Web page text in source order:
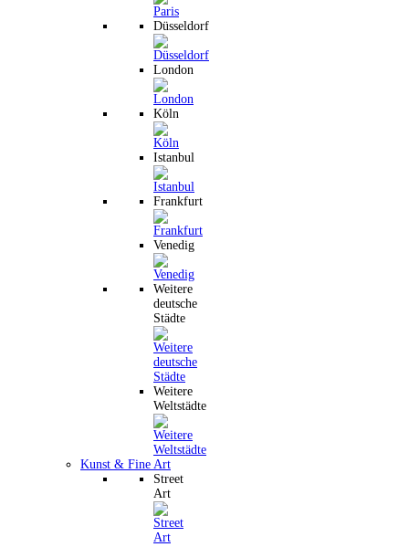
Düsseldorf
London
Köln
Istanbul
Frankfurt
Venedig
Weitere
deutsche
Städte
Weitere
Weltstädte
Kunst & Fine Art
Street
Art